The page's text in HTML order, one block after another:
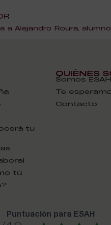
tu
tú
QUIÉNES
Somos
Te
Contacto
puntuación para ESAH